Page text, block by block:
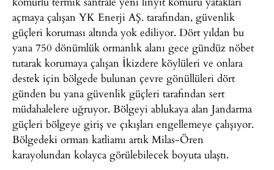
açmaya çalışan YK Enerji AŞ. tarafından, güvenlik
güçleri koruması altında yok ediliyor. Dört yıldan bu
yana 750 dönümlük ormanlık alanı gece gündüz nöbet
tutarak korumaya çalışan İkizdere köylüleri ve onlara
destek için bölgede bulunan çevre gönüllüleri dört
günden bu yana güvenlik güçleri tarafından sert
müdahalelere uğruyor. Bölgeyi ablukaya alan Jandarma
güçleri bölgeye giriş ve çıkışları engellemeye çalışıyor.
Bölgedeki orman katliamı artık Milas-Ören
karayolundan kolayca görülebilecek boyuta ulaştı.